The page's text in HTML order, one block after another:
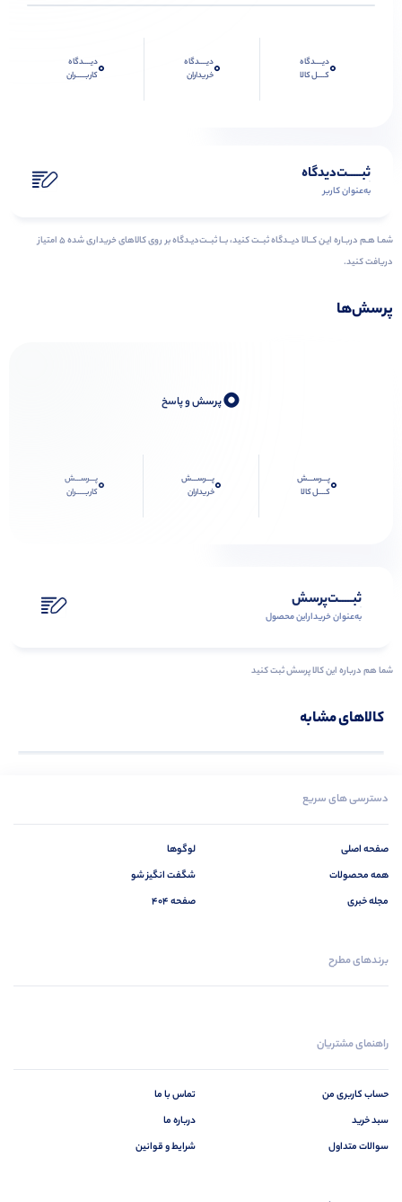
0دیــــدگاه
کــــل کالا
0دیــــدگاه
خریداران
0دیــــدگاه
کاربـــــران
ثبـــــت‌دیدگاه
به‌عنوان کاربر
شمـا هـم دربـاره ایـن کــالا دیــدگاه ثبــت کنید، بــا ثبــت‌دیـدگاه بر روی کالاهای خریداری شده ۵ امتیاز
دریافت کنید.
پرسش‌ها
0پرسش و پاسخ
0پـــرســـش
کــــل کالا
0پـــرســـش
خریداران
0پـــرســـش
کاربـــــران
ثبـــــت‌پرسش
به‌عنوان ‌خریدار‌این‌ محصول
شما هم درباره این کالا پرسش ثبت کنید
کالاهای مشابه
دسترسی های سریع
صفحه اصلی
همه محصولات
مجله خبری
لوگوها
شگفت انگیز شو
صفحه 404
برندهای مطرح
راهنمای مشتریان
حساب کاربری من
سبد خرید
سوالات متداول
تماس با ما
درباره ما
شرایط و قوانین